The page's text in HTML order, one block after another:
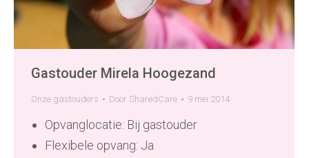
Gastouder Mirela Hoogezand
Onze gastouders Door SharedCare 9 mei 2014
Opvanglocatie: Bij gastouder
Flexibele opvang: Ja